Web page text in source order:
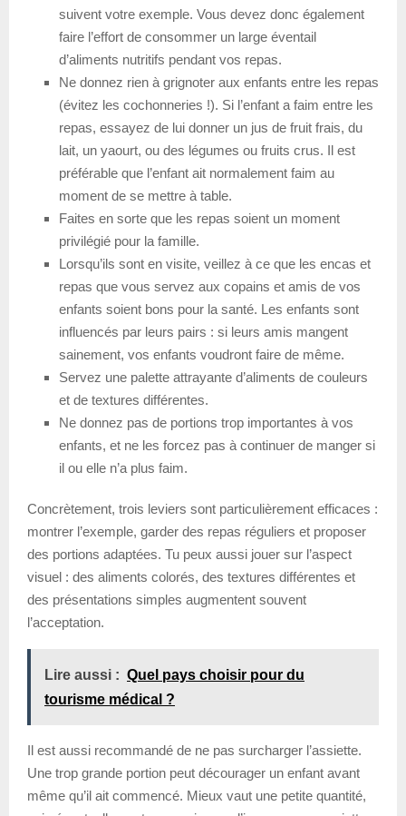
suivent votre exemple. Vous devez donc également
faire l’effort de consommer un large éventail
d’aliments nutritifs pendant vos repas.
Ne donnez rien à grignoter aux enfants entre les repas
(évitez les cochonneries !). Si l’enfant a faim entre les
repas, essayez de lui donner un jus de fruit frais, du
lait, un yaourt, ou des légumes ou fruits crus. Il est
préférable que l’enfant ait normalement faim au
moment de se mettre à table.
Faites en sorte que les repas soient un moment
privilégié pour la famille.
Lorsqu’ils sont en visite, veillez à ce que les encas et
repas que vous servez aux copains et amis de vos
enfants soient bons pour la santé. Les enfants sont
influencés par leurs pairs : si leurs amis mangent
sainement, vos enfants voudront faire de même.
Servez une palette attrayante d’aliments de couleurs
et de textures différentes.
Ne donnez pas de portions trop importantes à vos
enfants, et ne les forcez pas à continuer de manger si
il ou elle n’a plus faim.
Concrètement, trois leviers sont particulièrement efficaces :
montrer l’exemple, garder des repas réguliers et proposer
des portions adaptées. Tu peux aussi jouer sur l’aspect
visuel : des aliments colorés, des textures différentes et
des présentations simples augmentent souvent
l’acceptation.
Lire aussi : Quel pays choisir pour du
tourisme médical ?
Il est aussi recommandé de ne pas surcharger l’assiette.
Une trop grande portion peut décourager un enfant avant
même qu’il ait commencé. Mieux vaut une petite quantité,